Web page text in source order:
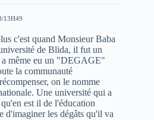
13H49
c'est quand Monsieur Baba
de Blida, il fut un
a même eu un "DEGAGE"
la communauté
on le nomme
Une université qui a
est il de l'éducation
d'imaginer les dégâts qu'il va